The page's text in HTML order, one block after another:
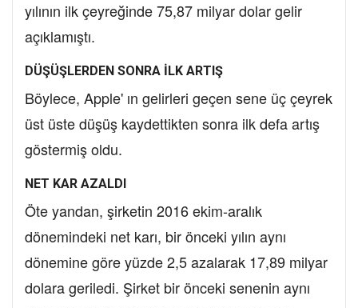
yılının ilk çeyreğinde 75,87 milyar dolar gelir
açıklamıştı.
DÜŞÜŞLERDEN SONRA İLK ARTIŞ
Böylece, Apple' ın gelirleri geçen sene üç çeyrek
üst üste düşüş kaydettikten sonra ilk defa artış
göstermiş oldu.
NET KAR AZALDI
Öte yandan, şirketin 2016 ekim-aralık
dönemindeki net karı, bir önceki yılın aynı
dönemine göre yüzde 2,5 azalarak 17,89 milyar
dolara geriledi. Şirket bir önceki senenin aynı